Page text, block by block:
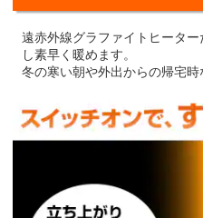
遠赤外線グラファイトヒータ
し素早く暖めます。
冬の寒い朝や外出からの帰宅時